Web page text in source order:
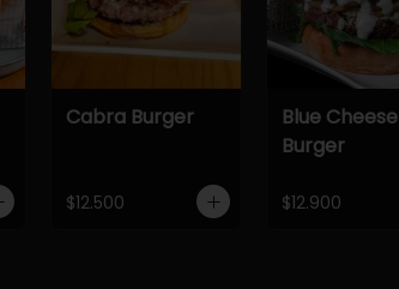
Cabra Burger
$12.500
Blue Cheese
Burger
$12.900